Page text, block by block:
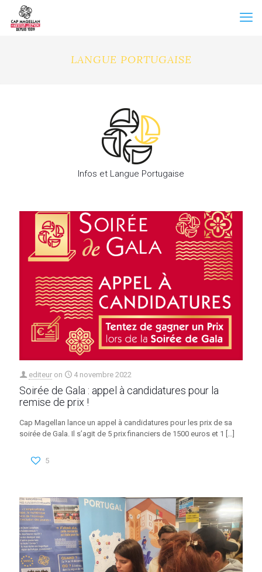
LANGUE PORTUGAISE
Infos et Langue Portugaise
editeur on 4 novembre 2022
Soirée de Gala : appel à candidatures pour la
remise de prix !
Cap Magellan lance un appel à candidatures pour les prix de sa
soirée de Gala. Il s’agit de 5 prix financiers de 1500 euros et 1 […]
5